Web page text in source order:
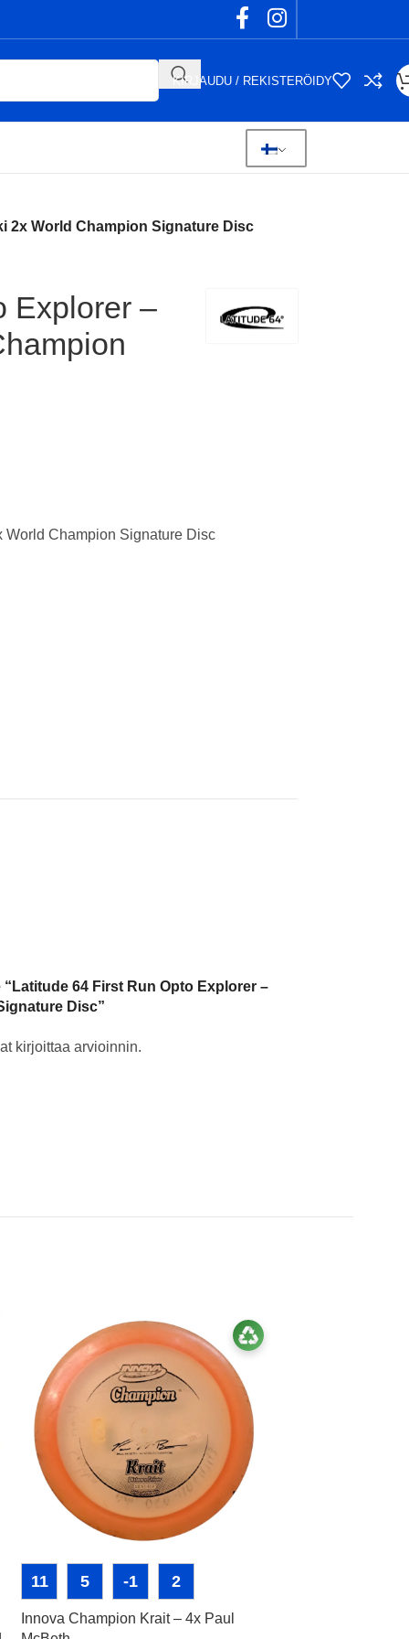
KIRJAUDU / REKISTERÖIDY
2x World Champion Signature Disc
Explorer –
World Champion Signature Disc
64 First Run Opto Explorer –
Disc”
kirjoittaa arvioinnin.
11 5 -1 2
Innova Champion Krait – 4x Paul